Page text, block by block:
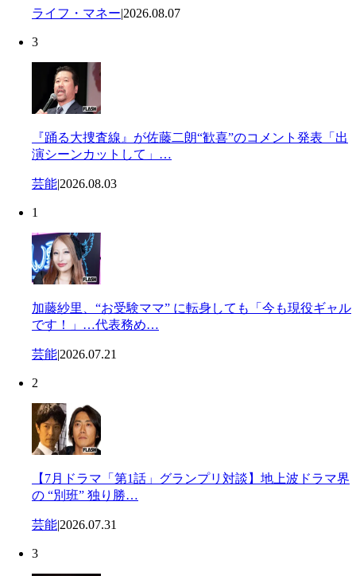
ライフ・マネー|2026.08.07
3
『踊る大捜査線』が佐藤二朗“歓喜”のコメント発表「出
演シーンカットして」…
芸能|2026.08.03
1
加藤紗里、“お受験ママ” に転身しても「今も現役ギャル
です！」…代表務め…
芸能|2026.07.21
2
【7月ドラマ「第1話」グランプリ対談】地上波ドラマ界
の “別班” 独り勝…
芸能|2026.07.31
3